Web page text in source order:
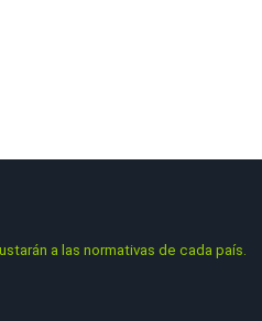
a las normativas de cada país.